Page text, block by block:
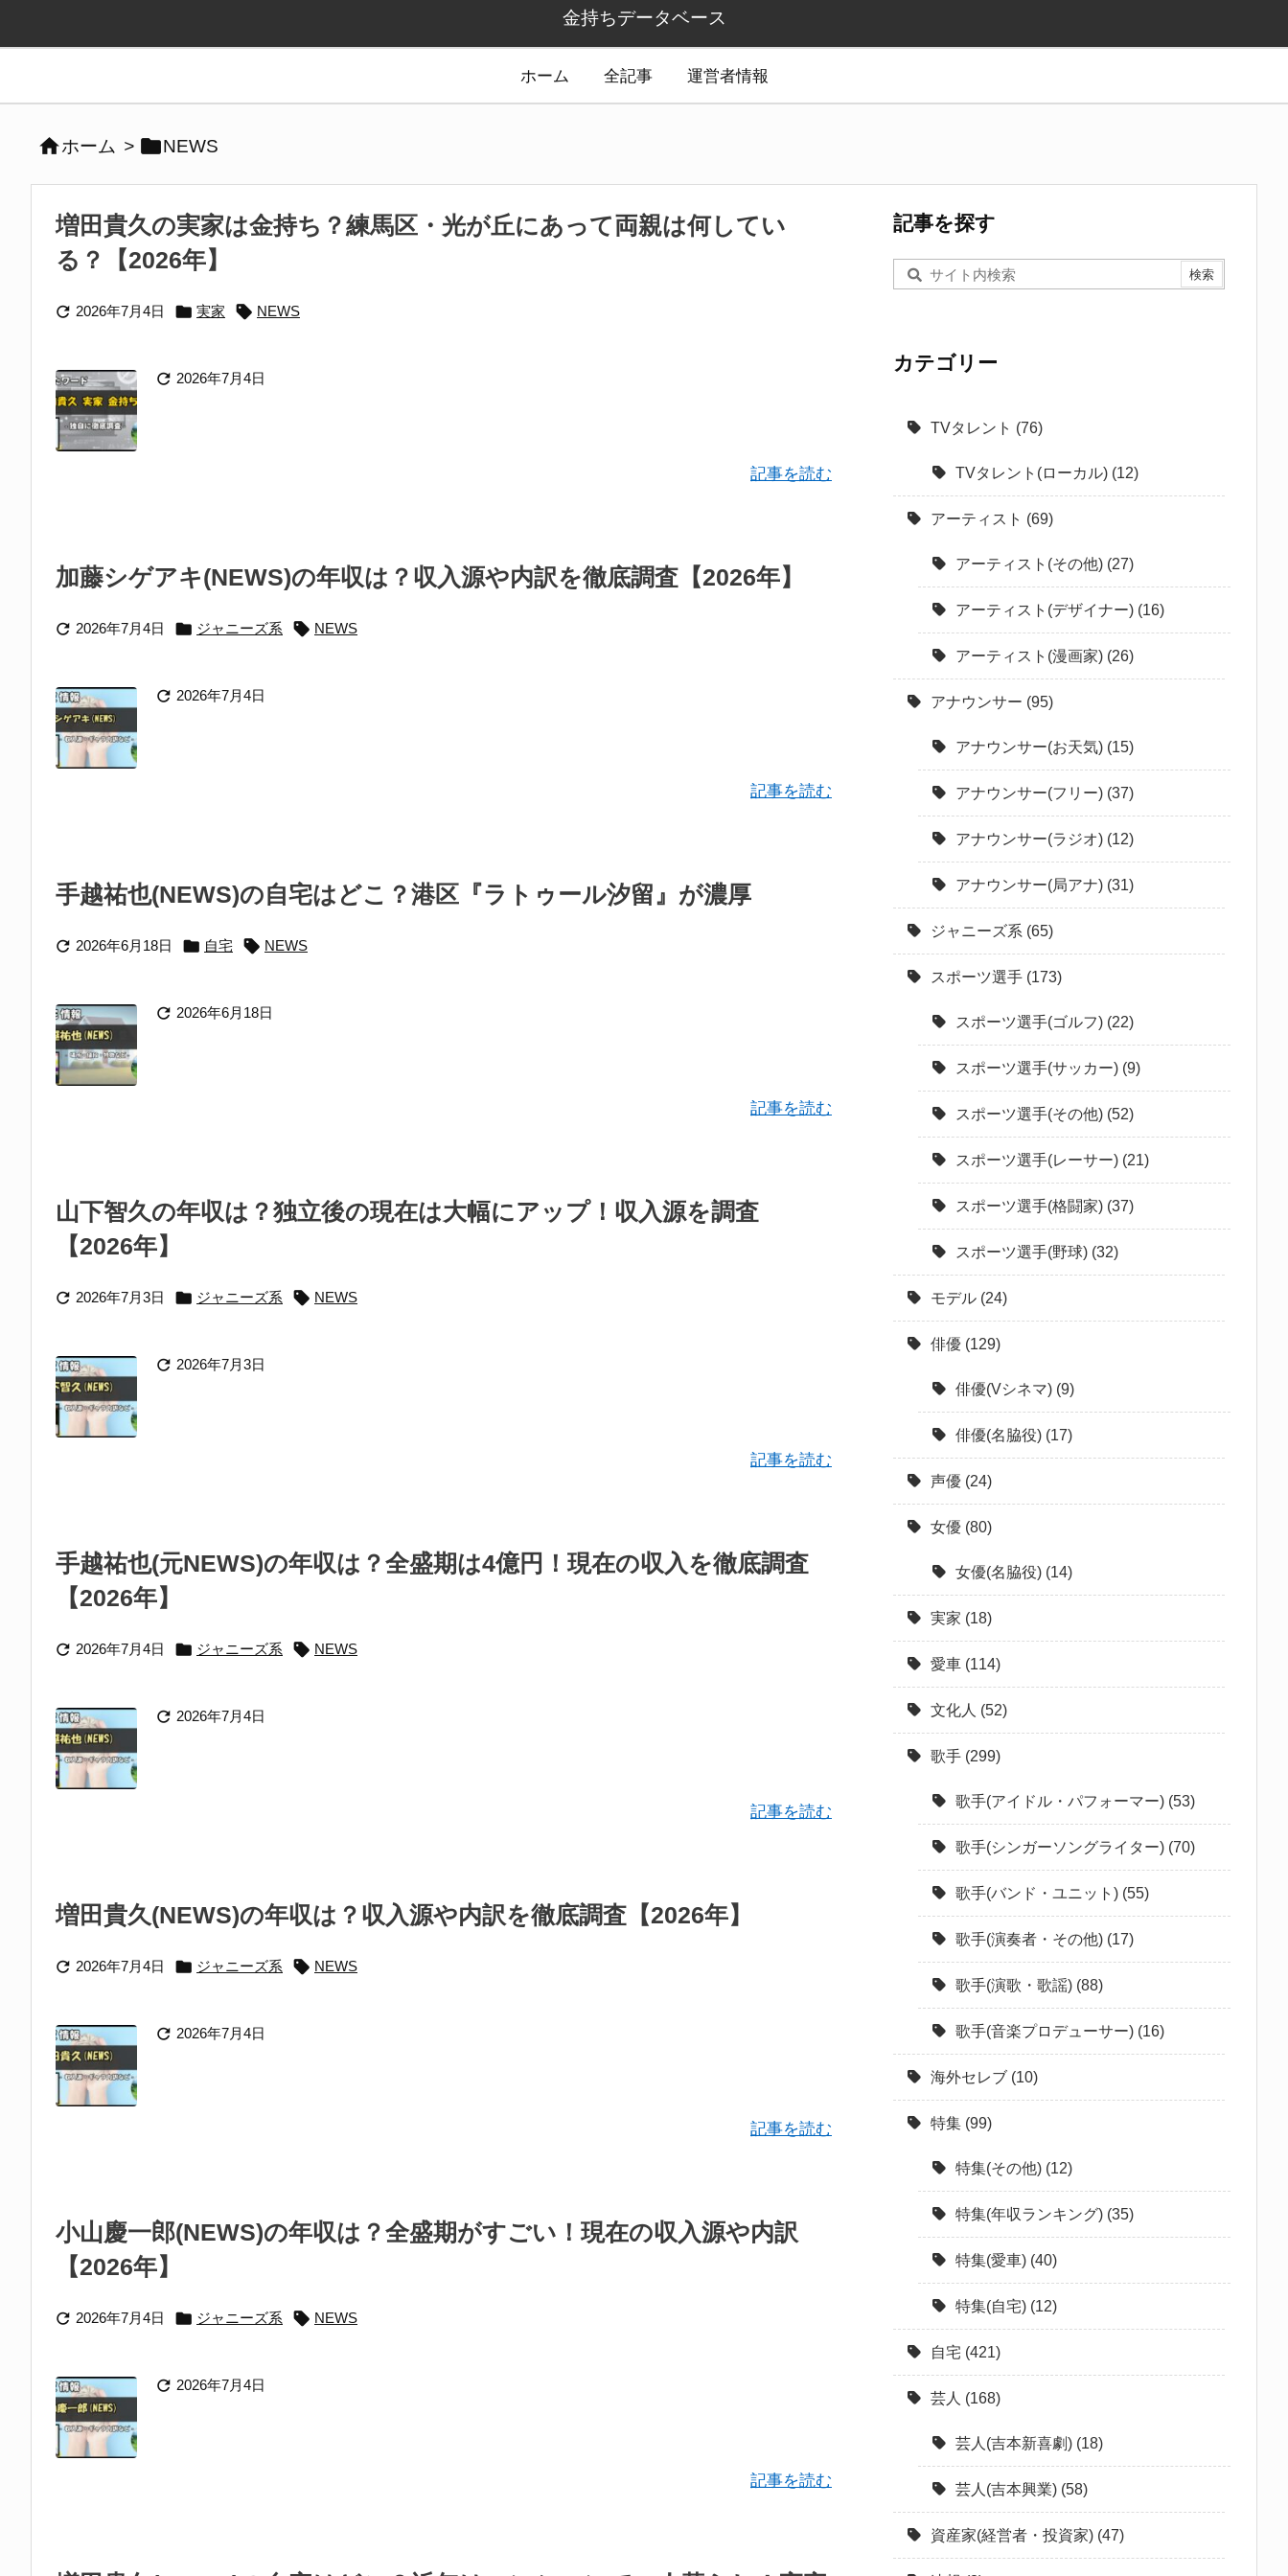
金持ちデータベース
ホーム 全記事 運営者情報
ホーム > NEWS
増田貴久の実家は金持ち？練馬区・光が丘にあって両親は何してい
る？【2026年】
 2026年7月4日  実家  NEWS
 2026年7月4日
記事を読む
加藤シゲアキ(NEWS)の年収は？収入源や内訳を徹底調査【2026年】
 2026年7月4日  ジャニーズ系  NEWS
 2026年7月4日
記事を読む
手越祐也(NEWS)の自宅はどこ？港区『ラトゥール汐留』が濃厚
 2026年6月18日  自宅  NEWS
 2026年6月18日
記事を読む
山下智久の年収は？独立後の現在は大幅にアップ！収入源を調査
【2026年】
 2026年7月3日  ジャニーズ系  NEWS
 2026年7月3日
記事を読む
手越祐也(元NEWS)の年収は？全盛期は4億円！現在の収入を徹底調査
【2026年】
 2026年7月4日  ジャニーズ系  NEWS
 2026年7月4日
記事を読む
増田貴久(NEWS)の年収は？収入源や内訳を徹底調査【2026年】
 2026年7月4日  ジャニーズ系  NEWS
 2026年7月4日
記事を読む
小山慶一郎(NEWS)の年収は？全盛期がすごい！現在の収入源や内訳
【2026年】
 2026年7月4日  ジャニーズ系  NEWS
 2026年7月4日
記事を読む
記事を探す
カテゴリー
TVタレント (76)
TVタレント(ローカル) (12)
アーティスト (69)
アーティスト(その他) (27)
アーティスト(デザイナー) (16)
アーティスト(漫画家) (26)
アナウンサー (95)
アナウンサー(お天気) (15)
アナウンサー(フリー) (37)
アナウンサー(ラジオ) (12)
アナウンサー(局アナ) (31)
ジャニーズ系 (65)
スポーツ選手 (173)
スポーツ選手(ゴルフ) (22)
スポーツ選手(サッカー) (9)
スポーツ選手(その他) (52)
スポーツ選手(レーサー) (21)
スポーツ選手(格闘家) (37)
スポーツ選手(野球) (32)
モデル (24)
俳優 (129)
俳優(Vシネマ) (9)
俳優(名脇役) (17)
声優 (24)
女優 (80)
女優(名脇役) (14)
実家 (18)
愛車 (114)
文化人 (52)
歌手 (299)
歌手(アイドル・パフォーマー) (53)
歌手(シンガーソングライター) (70)
歌手(バンド・ユニット) (55)
歌手(演奏者・その他) (17)
歌手(演歌・歌謡) (88)
歌手(音楽プロデューサー) (16)
海外セレブ (10)
特集 (99)
特集(その他) (12)
特集(年収ランキング) (35)
特集(愛車) (40)
特集(自宅) (12)
自宅 (421)
芸人 (168)
芸人(吉本新喜劇) (18)
芸人(吉本興業) (58)
資産家(経営者・投資家) (47)